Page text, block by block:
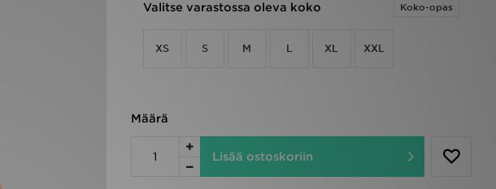
Valitse varastossa oleva koko Koko-opas
XS S M L XL XXL
Määrä
Lisää ostoskoriin